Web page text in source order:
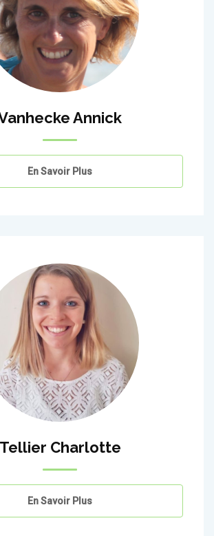
Annick
En Savoir Plus
Tellier Charlotte
En Savoir Plus